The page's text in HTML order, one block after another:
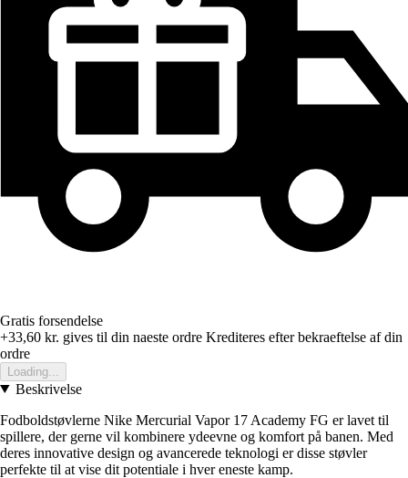
Gratis forsendelse
+33,60 kr. gives til din naeste ordre Krediteres efter bekraeftelse af din
ordre
Loading...
Beskrivelse
Fodboldstøvlerne Nike Mercurial Vapor 17 Academy FG er lavet til
spillere, der gerne vil kombinere ydeevne og komfort på banen. Med
deres innovative design og avancerede teknologi er disse støvler
perfekte til at vise dit potentiale i hver eneste kamp.